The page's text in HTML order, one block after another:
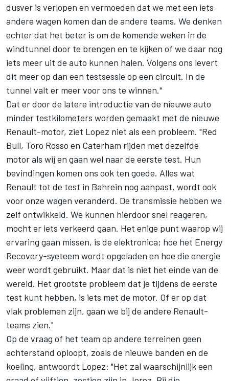
dusver is verlopen en vermoeden dat we met een iets
andere wagen komen dan de andere teams. We denken
echter dat het beter is om de komende weken in de
windtunnel door te brengen en te kijken of we daar nog
iets meer uit de auto kunnen halen. Volgens ons levert
dit meer op dan een testsessie op een circuit. In de
tunnel valt er meer voor ons te winnen."
Dat er door de latere introductie van de nieuwe auto
minder testkilometers worden gemaakt met de nieuwe
Renault-motor, ziet Lopez niet als een probleem. "Red
Bull, Toro Rosso en Caterham rijden met dezelfde
motor als wij en gaan wel naar de eerste test. Hun
bevindingen komen ons ook ten goede. Alles wat
Renault tot de test in Bahrein nog aanpast, wordt ook
voor onze wagen veranderd. De transmissie hebben we
zelf ontwikkeld. We kunnen hierdoor snel reageren,
mocht er iets verkeerd gaan. Het enige punt waarop wij
ervaring gaan missen, is de elektronica; hoe het Energy
Recovery-syeteem wordt opgeladen en hoe die energie
weer wordt gebruikt. Maar dat is niet het einde van de
wereld. Het grootste probleem dat je tijdens de eerste
test kunt hebben, is iets met de motor. Of er op dat
vlak problemen zijn, gaan we bij de andere Renault-
teams zien."
Op de vraag of het team op andere terreinen geen
achterstand oploopt, zoals de nieuwe banden en de
koeling, antwoordt Lopez: "Het zal waarschijnlijk een